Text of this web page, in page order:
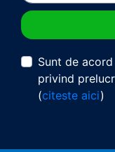
Sunt de
privind
(citeste aici)